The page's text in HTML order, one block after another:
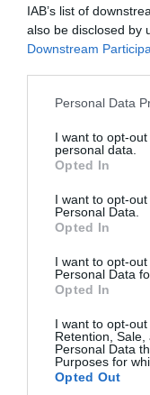
IAB’s list of
also be disclosed by
Downstream
Please note that
not limited to your
grant or deny
use your data for
consent section.
Personal Data
I want to opt-
personal data.
Opted In
I want to opt-
Personal Data.
Opted In
I want to opt-
Personal Data
Opted In
I want to opt-out
Retention,
Personal Data
Purposes for
Opted Out
08.08.2026 | 09:02
του Αρκά για